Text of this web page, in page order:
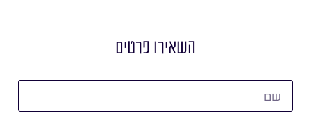
השאירו פרטים